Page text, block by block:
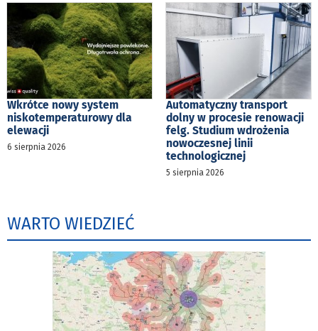
Wkrótce nowy system
niskotemperaturowy dla
elewacji
6 sierpnia 2026
Automatyczny transport
dolny w procesie renowacji
felg. Studium wdrożenia
nowoczesnej linii
technologicznej
5 sierpnia 2026
WARTO WIEDZIEĆ